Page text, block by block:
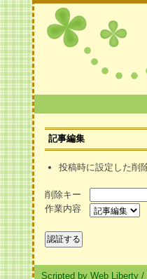
記事編集
投稿時に設定した削
削除キー
作業内容
Scripted by Web Liberty /